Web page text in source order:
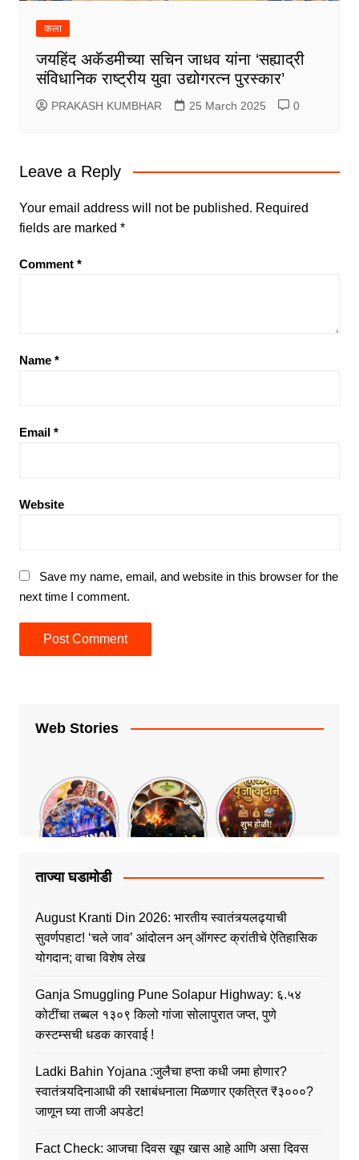
कला
जयहिंद अकॅडमीच्या सचिन जाधव यांना ‘सह्याद्री
संविधानिक राष्ट्रीय युवा उद्योगरत्न पुरस्कार’
PRAKASH KUMBHAR 25 March 2025 0
Leave a Reply
Your email address will not be published. Required
fields are marked *
Comment *
Name *
Email *
Website
Save my name, email, and website in this browser for the
next time I comment.
Web Stories
ताज्या घडामोडी
August Kranti Din 2026: भारतीय स्वातंत्र्यलढ्याची
सुवर्णपहाट! ‘चले जाव’ आंदोलन अन् ऑगस्ट क्रांतीचे ऐतिहासिक
योगदान; वाचा विशेष लेख
Ganja Smuggling Pune Solapur Highway: ६.५४
कोटींचा तब्बल १३०९ किलो गांजा सोलापुरात जप्त, पुणे
कस्टम्सची धडक कारवाई !
Ladki Bahin Yojana :जुलैचा हप्ता कधी जमा होणार?
स्वातंत्र्यदिनाआधी की रक्षाबंधनाला मिळणार एकत्रित ₹३०००?
जाणून घ्या ताजी अपडेट!
Fact Check: आजचा दिवस खूप खास आहे आणि असा दिवस